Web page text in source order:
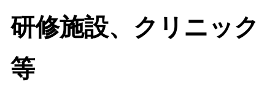
研修施設、クリニック
等